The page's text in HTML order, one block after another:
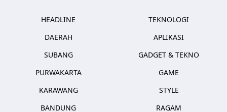
HEADLINE
DAERAH
SUBANG
PURWAKARTA
KARAWANG
BANDUNG
TEKNOLOGI
APLIKASI
GADGET & TEKNO
GAME
STYLE
RAGAM